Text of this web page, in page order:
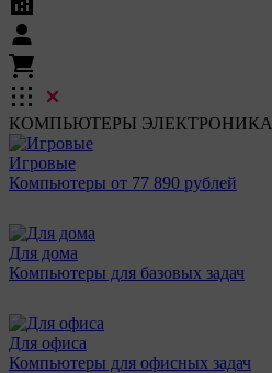
КОМПЬЮТЕРЫ ЭЛЕКТРОНИКА
Игровые
Компьютеры от 77 890 рублей
Для дома
Компьютеры для базовых задач
Для офиса
Компьютеры для офисных задач